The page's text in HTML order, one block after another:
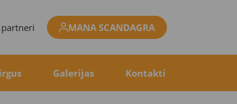
MANA SCANDAGRA
Galerijas Kontakti